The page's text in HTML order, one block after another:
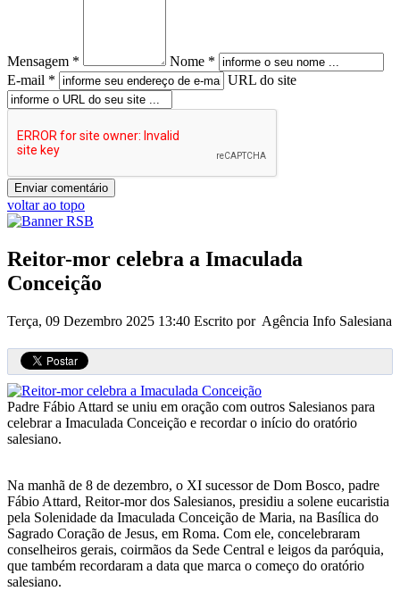
Mensagem *
Nome *
E-mail *
URL do site
voltar ao topo
Reitor-mor celebra a Imaculada
Conceição
Terça, 09 Dezembro 2025 13:40 Escrito por Agência Info Salesiana
Padre Fábio Attard se uniu em oração com outros Salesianos para
celebrar a Imaculada Conceição e recordar o início do oratório
salesiano.
Na manhã de 8 de dezembro, o XI sucessor de Dom Bosco, padre
Fábio Attard, Reitor-mor dos Salesianos, presidiu a solene eucaristia
pela Solenidade da Imaculada Conceição de Maria, na Basílica do
Sagrado Coração de Jesus, em Roma. Com ele, concelebraram
conselheiros gerais, coirmãos da Sede Central e leigos da paróquia,
que também recordaram a data que marca o começo do oratório
salesiano.